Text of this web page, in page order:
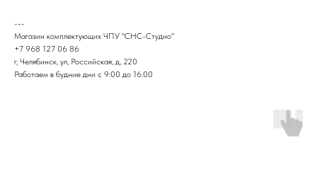
---
Магазин комплектующих ЧПУ "СНС-Студио"
+7 968 127 06 86
г, Челябинск, ул, Российская, д, 220
Работаем в будние дни с 9:00 до 16:00